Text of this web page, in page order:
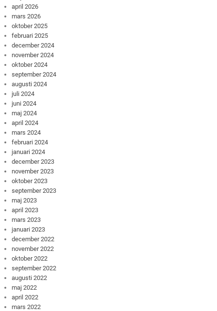
april 2026
mars 2026
oktober 2025
februari 2025
december 2024
november 2024
oktober 2024
september 2024
augusti 2024
juli 2024
juni 2024
maj 2024
april 2024
mars 2024
februari 2024
januari 2024
december 2023
november 2023
oktober 2023
september 2023
maj 2023
april 2023
mars 2023
januari 2023
december 2022
november 2022
oktober 2022
september 2022
augusti 2022
maj 2022
april 2022
mars 2022